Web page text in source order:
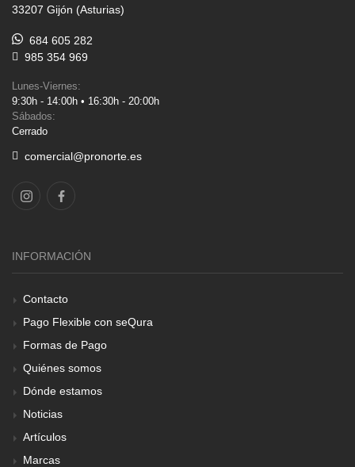
33207 Gijón (Asturias)
684 605 282
985 354 969
Lunes-Viernes:
9:30h - 14:00h • 16:30h - 20:00h
Sábados:
Cerrado
comercial@pronorte.es
INFORMACIÓN
Contacto
Pago Flexible con seQura
Formas de Pago
Quiénes somos
Dónde estamos
Noticias
Artículos
Marcas